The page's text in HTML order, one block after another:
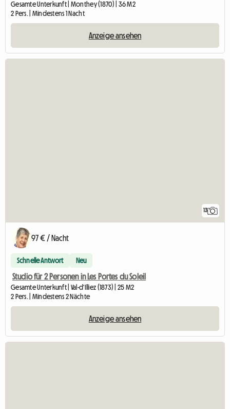
Gesamte Unterkunft | Monthey (1870) | 36 M2
2 Pers. | Mindestens 1 Nacht
Anzeige ansehen
13
97 € / Nacht
Schnelle Antwort Neu
Studio für 2 Personen in Les Portes du Soleil
Gesamte Unterkunft | Val-d'Illiez (1873) | 25 M2
2 Pers. | Mindestens 2 Nächte
Anzeige ansehen